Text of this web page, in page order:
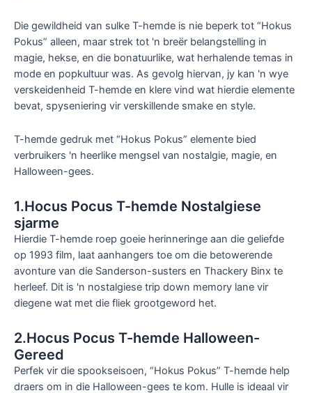
Die gewildheid van sulke T-hemde is nie beperk tot “Hokus
Pokus” alleen, maar strek tot 'n breër belangstelling in
magie, hekse, en die bonatuurlike, wat herhalende temas in
mode en popkultuur was. As gevolg hiervan, jy kan 'n wye
verskeidenheid T-hemde en klere vind wat hierdie elemente
bevat, spyseniering vir verskillende smake en style.
T-hemde gedruk met “Hokus Pokus” elemente bied
verbruikers 'n heerlike mengsel van nostalgie, magie, en
Halloween-gees.
1.Hocus Pocus T-hemde Nostalgiese
sjarme
Hierdie T-hemde roep goeie herinneringe aan die geliefde
op 1993 film, laat aanhangers toe om die betowerende
avonture van die Sanderson-susters en Thackery Binx te
herleef. Dit is 'n nostalgiese trip down memory lane vir
diegene wat met die fliek grootgeword het.
2.Hocus Pocus T-hemde Halloween-
Gereed
Perfek vir die spookseisoen, “Hokus Pokus” T-hemde help
draers om in die Halloween-gees te kom. Hulle is ideaal vir